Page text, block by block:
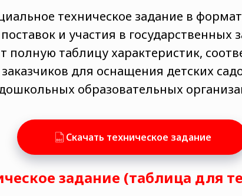
техническое задание в
и участия в государственных
полную таблицу характеристик,
для оснащения детских
образовательных
Скачать техническое задание
задание (таблица для